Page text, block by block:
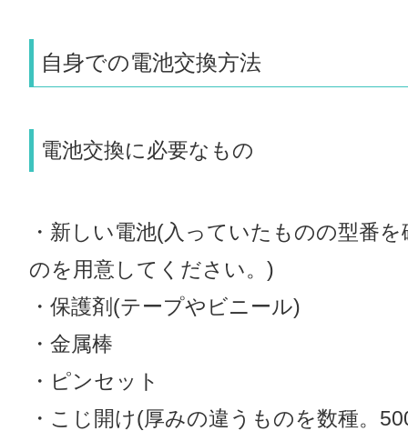
自身での電池交換方法
電池交換に必要なもの
・新しい電池(入っていたものの型番
のを用意してください。)
・保護剤(テープやビニール)
・金属棒
・ピンセット
・こじ開け(厚みの違うものを数種。